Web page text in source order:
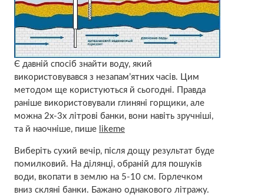
Є давній спосіб знайти воду, який
використовувався з незапам’ятних часів. Цим
методом ще користуються й сьогодні. Правда
раніше використовували глиняні горщики, але
можна 2х-3х літрові банки, вони навіть зручніші,
та й наочніше, пише likeme
Виберіть сухий вечір, після дощу результат буде
помилковий. На ділянці, обраній для пошуків
води, вкопати в землю на 5-10 см. Горлечком
вниз скляні банки. Бажано однакового літражу.